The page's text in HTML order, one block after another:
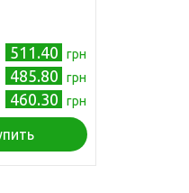
511.40
грн
485.80
грн
460.30 грн